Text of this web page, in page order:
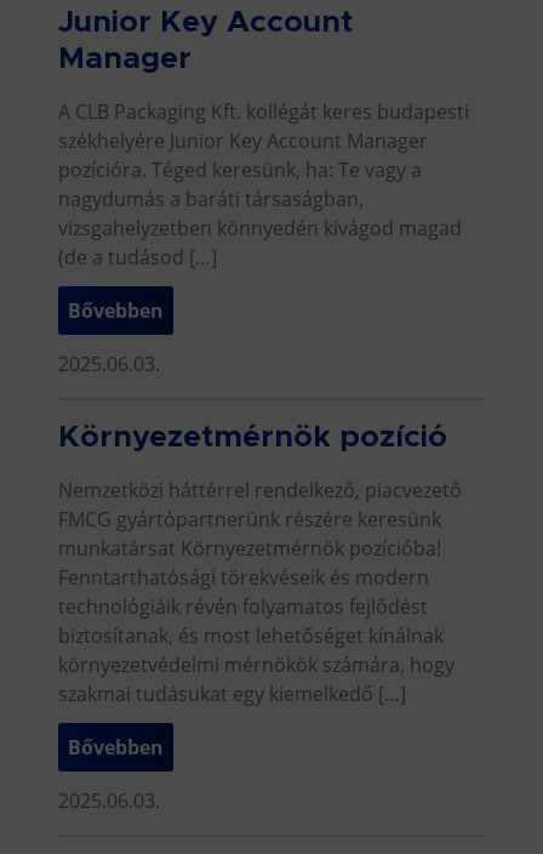
Junior Key Account
Manager
A CLB Packaging Kft. kollégát keres budapesti
székhelyére Junior Key Account Manager
pozícióra. Téged keresünk, ha: Te vagy a
nagydumás a baráti társaságban,
vizsgahelyzetben könnyedén kivágod magad
(de a tudásod […]
Bővebben
2025.06.03.
Környezetmérnök pozíció
Nemzetközi háttérrel rendelkező, piacvezető
FMCG gyártópartnerünk részére keresünk
munkatársat Környezetmérnök pozícióba!
Fenntarthatósági törekvéseik és modern
technológiáik révén folyamatos fejlődést
biztosítanak, és most lehetőséget kínálnak
környezetvédelmi mérnökök számára, hogy
szakmai tudásukat egy kiemelkedő […]
Bővebben
2025.06.03.